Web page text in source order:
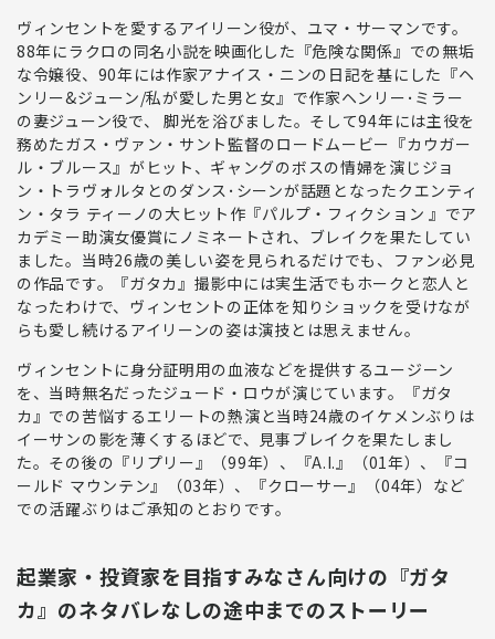
ヴィンセントを愛する アイリーン役が、 ユマ・サーマンです。
88年にラクロの同名小説を映画化した『危険な関係』での無垢
な令嬢役、90年には作家アナイス・ニンの日記を基にした『ヘ
ンリー&ジューン/私が愛した男と女』で作家ヘンリー･ミラー
の妻ジューン役で、 脚光を浴びました。そして94年には主役を
務めたガス・ヴァン・サント監督のロードムービー『カウガー
ル・ブルース』がヒット、ギャングのボスの情婦を演じジョ
ン・トラヴォルタとのダンス･シーンが話題となったクエンティ
ン・タラ ティーノの大ヒット作『パルプ・フィクション 』でア
カデミー助演女優賞にノミネートされ、ブレイクを果たしてい
ました。当時26歳の美しい姿を見られるだけでも、ファン必見
の作品です。
『ガタカ』撮影中には実生活でもホークと恋人と
なったわけで、ヴィンセントの正体を知りショックを受けなが
らも愛し続けるアイリーンの姿は演技とは思えません。
ヴィンセントに身分証明用の血液などを提供するユージーン
を、当時無名だったジュード・ロウが演じています。『ガタ
カ』での苦悩するエリートの熱演と当時24歳のイケメンぶりは
イーサンの影を薄くするほどで、見事ブレイクを果たしまし
た。その後の『リプリー』（99年）、『A.I.』（01年）、『コ
ールド マウンテン』（03年）、『クローサー』（04年）など
での活躍ぶりはご承知のとおりです。
起業家・投資家を目指すみなさん向けの『ガタ
カ』のネタバレなしの途中までのストーリー